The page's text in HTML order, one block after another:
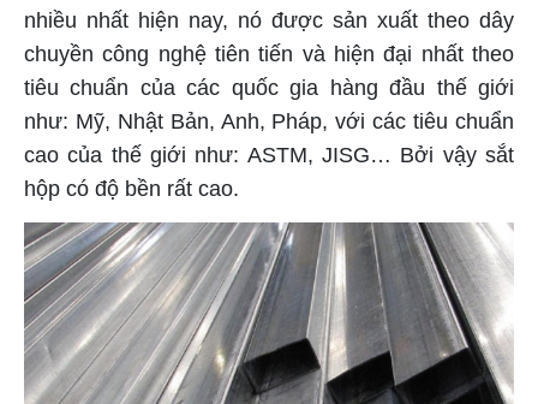
nhiều nhất hiện nay, nó được sản xuất theo dây
chuyền công nghệ tiên tiến và hiện đại nhất theo
tiêu chuẩn của các quốc gia hàng đầu thế giới
như: Mỹ, Nhật Bản, Anh, Pháp, với các tiêu chuẩn
cao của thế giới như: ASTM, JISG… Bởi vậy sắt
hộp có độ bền rất cao.